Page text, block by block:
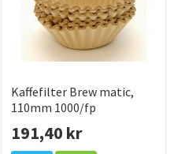
Kaffefilter Brew matic,
110mm 1000/fp
191,40 kr